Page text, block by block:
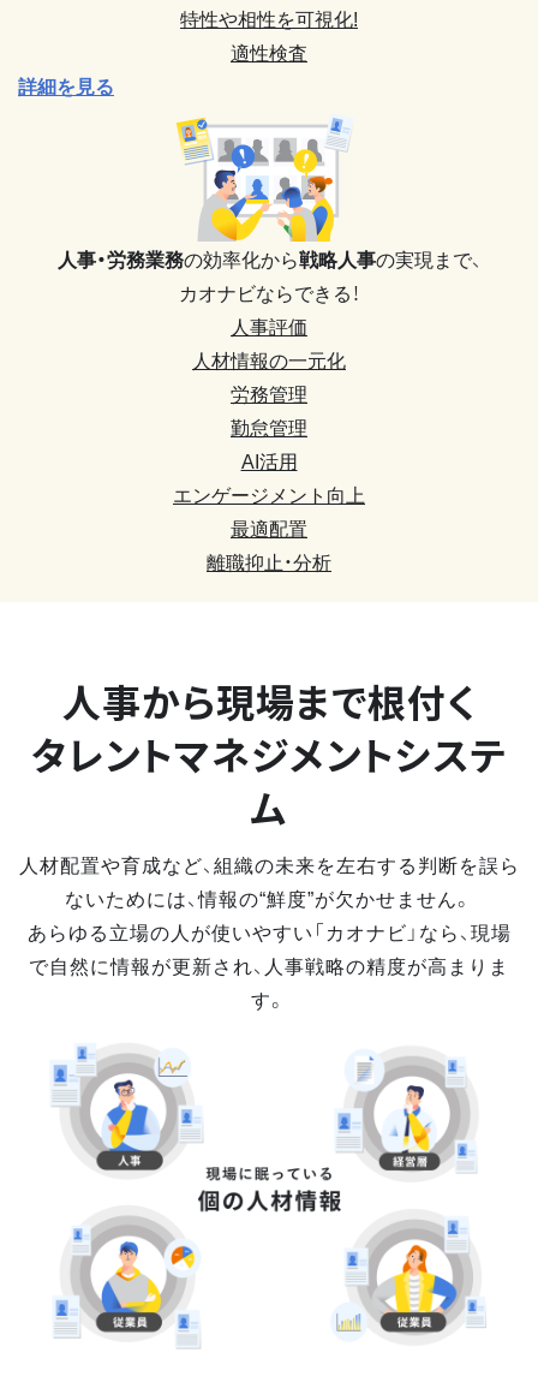
特性や相性を可視化!
適性検査
詳細を見る
人事・労務業務の効率化から戦略人事の実現まで、
カオナビならできる！
人事評価
人材情報の一元化
労務管理
勤怠管理
AI活用
エンゲージメント向上
最適配置
離職抑止・分析
人事から現場まで根付く
タレントマネジメントシステ
ム
人材配置や育成など、組織の未来を左右する判断を誤ら
ないためには、情報の“鮮度”が欠かせません。
あらゆる立場の人が使いやすい「カオナビ」なら、現場
で自然に情報が更新され、人事戦略の精度が高まりま
す。